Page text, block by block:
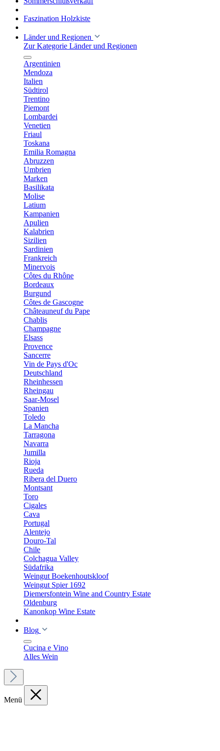
Faszination Holzkiste
Länder und Regionen
Zur Kategorie Länder und Regionen
Argentinien
Mendoza
Italien
Südtirol
Trentino
Piemont
Lombardei
Venetien
Friaul
Toskana
Emilia Romagna
Abruzzen
Umbrien
Marken
Basilikata
Molise
Latium
Kampanien
Apulien
Kalabrien
Sizilien
Sardinien
Frankreich
Minervois
Côtes du Rhône
Bordeaux
Burgund
Côtes de Gascogne
Châteauneuf du Pape
Chablis
Champagne
Elsass
Provence
Sancerre
Vin de Pays d'Oc
Deutschland
Rheinhessen
Rheingau
Saar-Mosel
Spanien
Toledo
La Mancha
Tarragona
Navarra
Jumilla
Rioja
Rueda
Ribera del Duero
Montsant
Toro
Cigales
Cava
Portugal
Alentejo
Douro-Tal
Chile
Colchagua Valley
Südafrika
Weingut Boekenhoutskloof
Weingut Spier 1692
Diemersfontein Wine and Country Estate
Oldenburg
Kanonkop Wine Estate
Blog
Cucina e Vino
Alles Wein
Menü